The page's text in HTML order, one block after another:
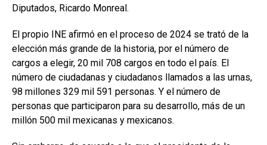
Diputados, Ricardo Monreal.
El propio INE afirmó en el proceso de 2024 se trató de la
elección más grande de la historia, por el número de
cargos a elegir, 20 mil 708 cargos en todo el país. El
número de ciudadanas y ciudadanos llamados a las urnas,
98 millones 329 mil 591 personas. Y el número de
personas que participaron para su desarrollo, más de un
millón 500 mil mexicanas y mexicanos.